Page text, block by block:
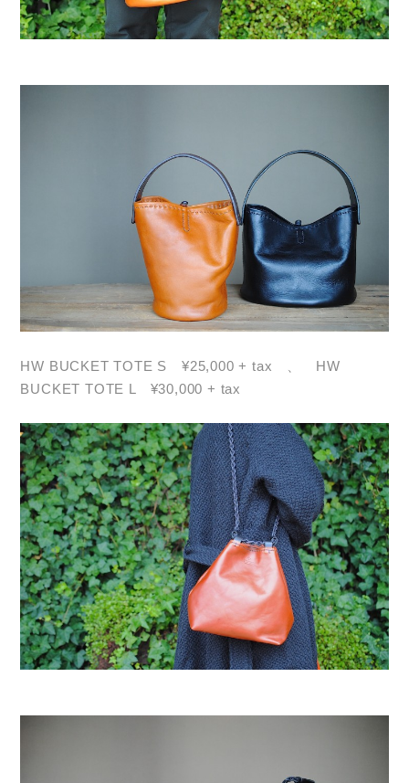
HW BUCKET TOTE S ¥25,000 + tax 、 HW
BUCKET TOTE L ¥30,000 + tax